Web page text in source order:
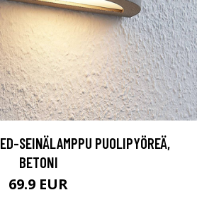
SEINÄLAMPPU PUOLIPYÖREÄ,
BETONI
69.9 EUR